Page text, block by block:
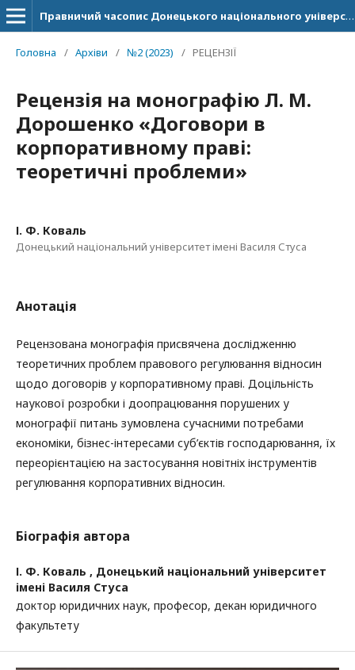
Правничий часопис Донецького національного університету імені Василя Стуса
Головна / Архіви / №2 (2023) / РЕЦЕНЗІЇ
Рецензія на монографію Л. М.
Дорошенко «Договори в
корпоративному праві:
теоретичні проблеми»
І. Ф. Коваль
Донецький національний університет імені Василя Стуса
Анотація
Рецензована монографія присвячена дослідженню
теоретичних проблем правового регулювання відносин
щодо договорів у корпоративному праві. Доцільність
наукової розробки і доопрацювання порушених у
монографії питань зумовлена сучасними потребами
економіки, бізнес-інтересами суб’єктів господарювання, їх
переорієнтацією на застосування новітніх інструментів
регулювання корпоративних відносин.
Біографія автора
І. Ф. Коваль , Донецький національний університет
імені Василя Стуса
доктор юридичних наук, професор, декан юридичного
факультету